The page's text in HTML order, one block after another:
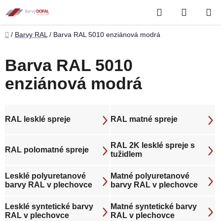
na
obsah
Hledat
KOŠÍK
Domů
/ Barvy RAL / Barva RAL 5010 enziánová modrá
Barva RAL 5010
enziánová modrá
RAL lesklé spreje RAL matné spreje
RAL polomatné spreje
RAL 2K lesklé spreje s
tužidlem
Lesklé polyuretanové
barvy RAL v plechovce
Matné polyuretanové
barvy RAL v plechovce
Lesklé syntetické barvy
RAL v plechovce
Matné syntetické barvy
RAL v plechovce